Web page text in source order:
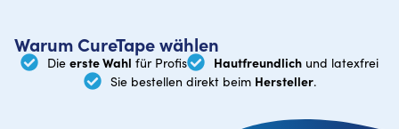
Warum CureTape wählen
Die erste Wahl für Profis Hautfreundlich und latexfrei
Sie bestellen direkt beim Hersteller.